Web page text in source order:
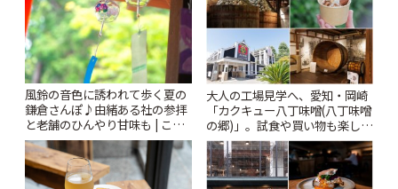
風鈴の音色に誘われて歩く夏の
鎌倉さんぽ♪由緒ある社の参拝
と老舗のひんやり甘味も | こと
りっぷ
大人の工場見学へ、愛知・岡崎
「カクキュー八丁味噌(八丁味噌
の郷)」。試食や買い物も楽しみ
♪ | ことりっぷ